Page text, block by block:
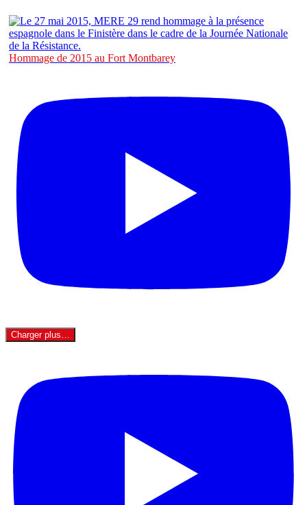
Hommage de 2015 au Fort Montbarey
Charger plus…